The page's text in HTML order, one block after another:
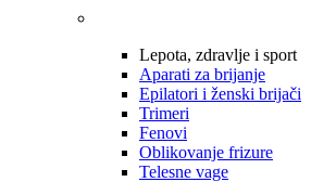
Lepota, zdravlje i sport
Aparati za brijanje
Epilatori i ženski brijači
Trimeri
Fenovi
Oblikovanje frizure
Telesne vage